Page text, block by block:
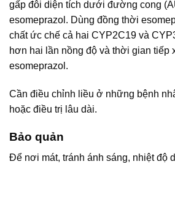
gấp đôi diện tích dưới đường cong
esomeprazol. Dùng đồng thời
chất ức chế cả hai CYP2C19 và
hơn hai lần nồng độ và thời gian tiếp
esomeprazol.
Cần điều chỉnh liều ở những bệnh
hoặc điều trị lâu dài.
Bảo quản
Để nơi mát, tránh ánh sáng, nhiệt độ